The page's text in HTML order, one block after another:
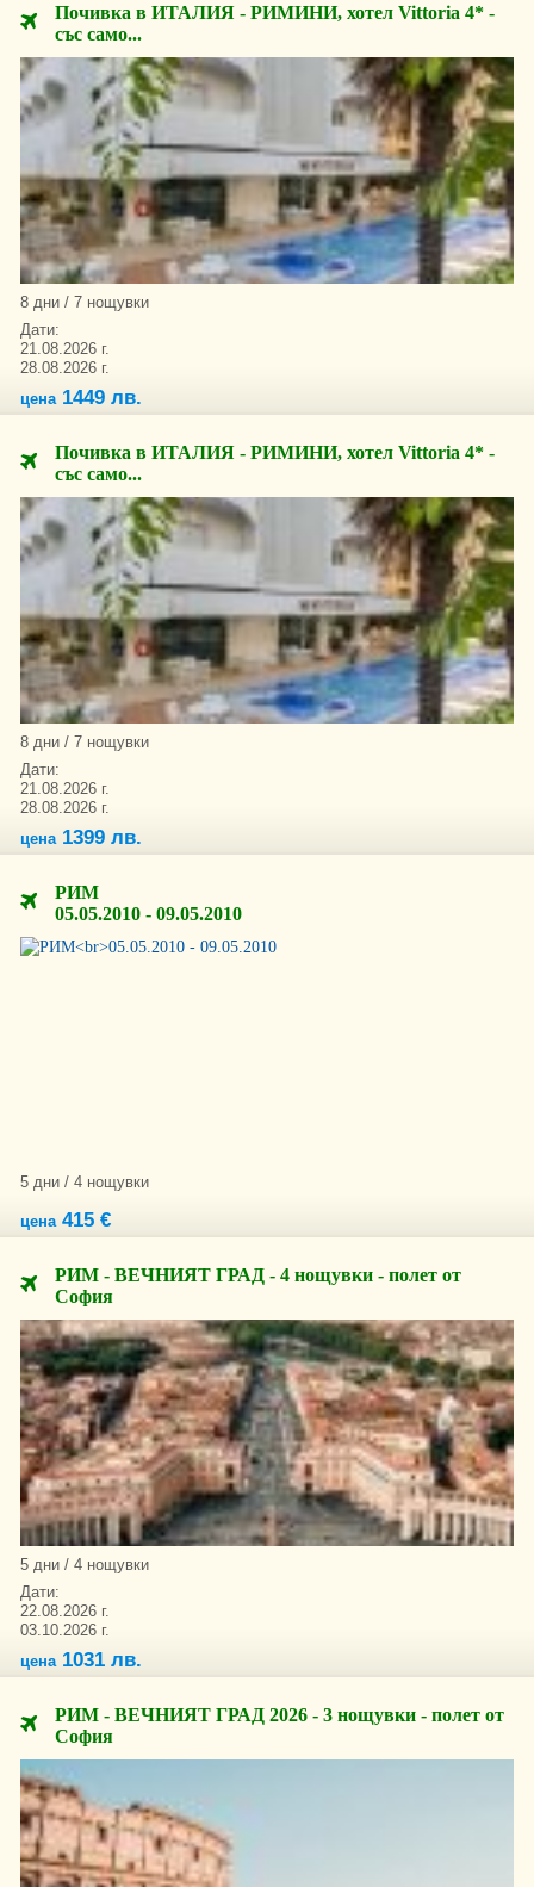
Почивка в ИТАЛИЯ - РИМИНИ, хотел Vittoria 4* -
със само...
8 дни / 7 нощувки
Дати:
21.08.2026 г.
28.08.2026 г.
цена1449 лв.
Почивка в ИТАЛИЯ - РИМИНИ, хотел Vittoria 4* -
със само...
8 дни / 7 нощувки
Дати:
21.08.2026 г.
28.08.2026 г.
цена1399 лв.
РИМ
05.05.2010 - 09.05.2010
5 дни / 4 нощувки
цена415 €
РИМ - ВЕЧНИЯТ ГРАД - 4 нощувки - полет от
София
5 дни / 4 нощувки
Дати:
22.08.2026 г.
03.10.2026 г.
цена1031 лв.
РИМ - ВЕЧНИЯТ ГРАД 2026 - 3 нощувки - полет от
София